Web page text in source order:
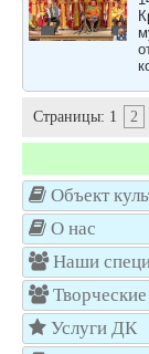
Страницы: 1 2
Объект
О нас
Наши
Творческие
Услуги ДК